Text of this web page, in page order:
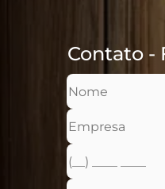
Contato -